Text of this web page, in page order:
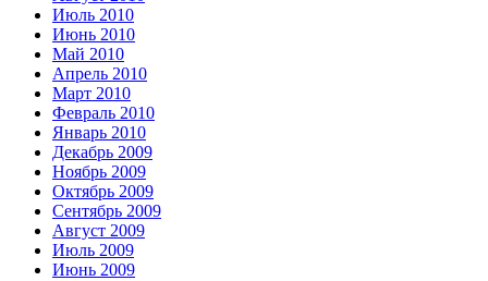
Июль 2010
Июнь 2010
Май 2010
Апрель 2010
Март 2010
Февраль 2010
Январь 2010
Декабрь 2009
Ноябрь 2009
Октябрь 2009
Сентябрь 2009
Август 2009
Июль 2009
Июнь 2009